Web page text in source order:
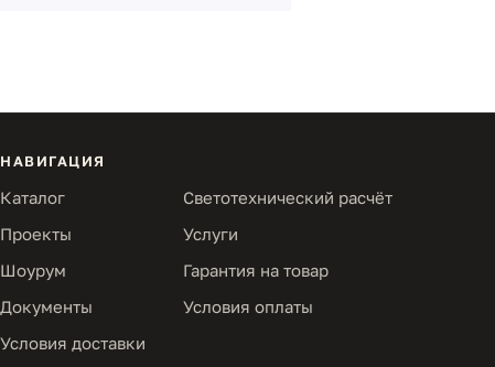
НАВИГАЦИЯ
Каталог
Светотехнический расчёт
Проекты
Услуги
Шоурум
Гарантия на товар
Документы
Условия оплаты
Условия доставки